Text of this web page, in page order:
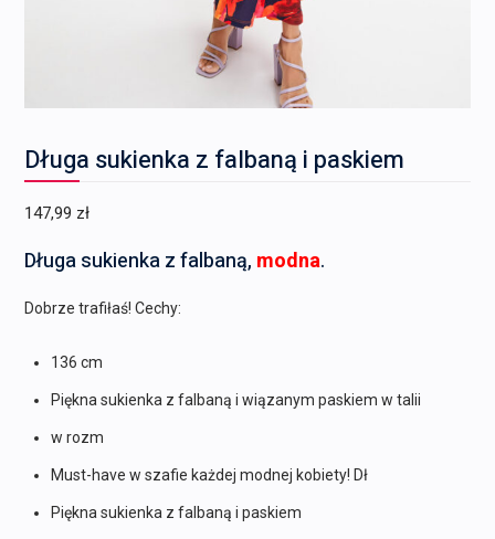
Długa sukienka z falbaną i paskiem
147,99 zł
Długa sukienka z falbaną, modna.
Dobrze trafiłaś! Cechy:
136 cm
Piękna sukienka z falbaną i wiązanym paskiem w talii
w rozm
Must-have w szafie każdej modnej kobiety! Dł
Piękna sukienka z falbaną i paskiem